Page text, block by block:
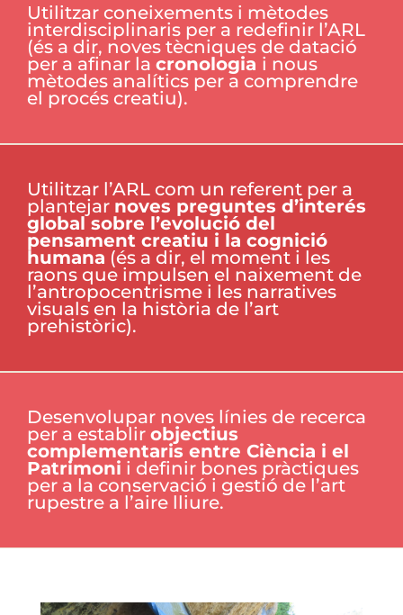
Utilitzar coneixements i mètodes
interdisciplinaris per a redefinir l’ARL
(és a dir, noves tècniques de datació
per a afinar la cronologia i nous
mètodes analítics per a comprendre
el procés creatiu).
Utilitzar l’ARL com un referent per a
plantejar noves preguntes d’interés
global sobre l’evolució del
pensament creatiu i la cognició
humana (és a dir, el moment i les
raons que impulsen el naixement de
l’antropocentrisme i les narratives
visuals en la història de l’art
prehistòric).
Desenvolupar noves línies de recerca
per a establir objectius
complementaris entre Ciència i el
Patrimoni i definir bones pràctiques
per a la conservació i gestió de l’art
rupestre a l’aire lliure.